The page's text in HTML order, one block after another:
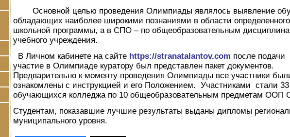
Основной целью проведения Олимпиады являлось выявление
обладающих наиболее широкими познаниями в области
школьной программы, а в СПО – по общеобразовательным
учебного учреждения.
В Личном кабинете на сайте https://stranatalantov.com после подачи
участие в Олимпиаде куратору был представлен пакет документов.
Предварительно к моменту проведения Олимпиады все участники
ознакомлены с инструкцией и его Положением. Участниками стали 33
обучающихся колледжа по 10 общеобразовательным предметам ООП
Студентам, показавшие лучшие результаты выданы дипломы
муниципального уровня.